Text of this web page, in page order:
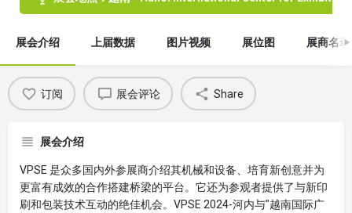
展会介绍 上届数据 图片视频 展位图 展商名录
订阅 展会评论 Share
展会介绍
VPSE 是众多国内外参展商介绍其机械和设备、培育新创意并为
更富有成效的合作搭建桥梁的平台。它还为参观者提供了与新印
刷和包装技术互动的绝佳机会。VPSE 2024-河内与"越南国际广